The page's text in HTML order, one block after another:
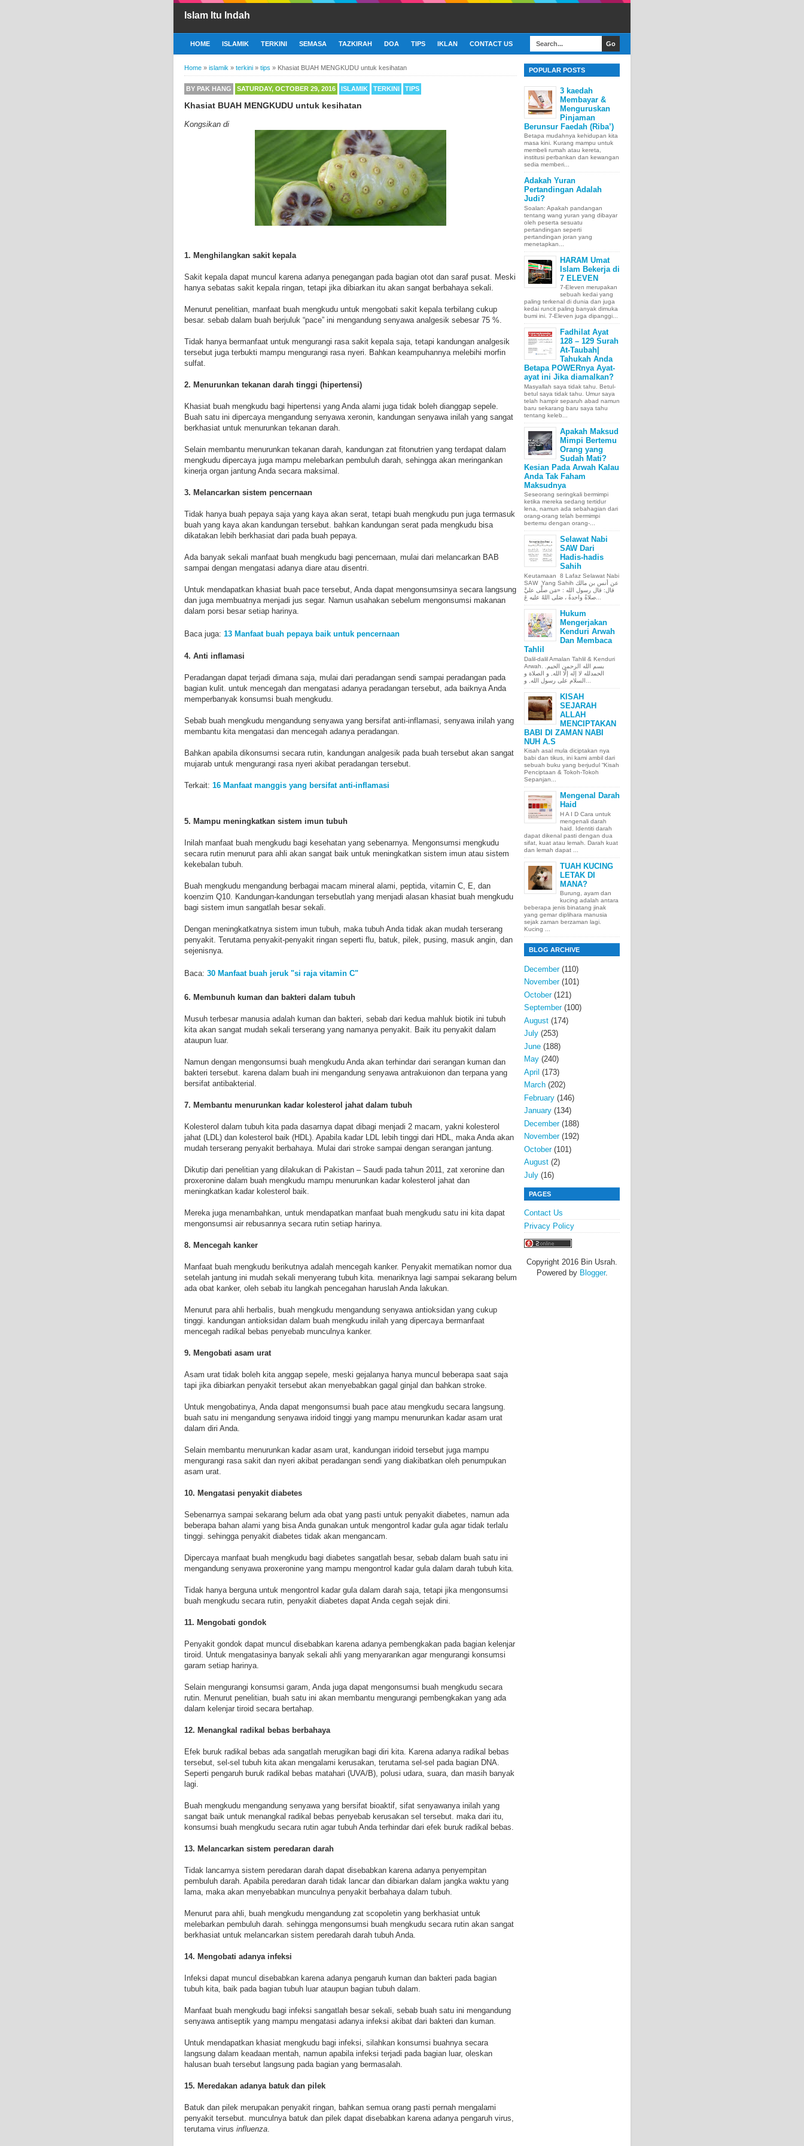
Islam Itu Indah
HOME ISLAMIK TERKINI SEMASA TAZKIRAH DOA TIPS IKLAN CONTACT US
Home » islamik » terkini » tips » Khasiat BUAH MENGKUDU untuk kesihatan
BY PAK HANG SATURDAY, OCTOBER 29, 2016 ISLAMIK TERKINI TIPS
Khasiat BUAH MENGKUDU untuk kesihatan
Kongsikan di
1. Menghilangkan sakit kepala
Sakit kepala dapat muncul karena adanya penegangan pada bagian otot dan saraf pusat. Meski
hanya sebatas sakit kepala ringan, tetapi jika dibiarkan itu akan sangat berbahaya sekali.
Menurut penelitian, manfaat buah mengkudu untuk mengobati sakit kepala terbilang cukup
besar. sebab dalam buah berjuluk “pace” ini mengandung senyawa analgesik sebesar 75 %.
Tidak hanya bermanfaat untuk mengurangi rasa sakit kepala saja, tetapi kandungan analgesik
tersebut juga terbukti mampu mengurangi rasa nyeri. Bahkan keampuhannya melebihi morfin
sulfat.
2. Menurunkan tekanan darah tinggi (hipertensi)
Khasiat buah mengkudu bagi hipertensi yang Anda alami juga tidak boleh dianggap sepele.
Buah satu ini dipercaya mengandung senyawa xeronin, kandungan senyawa inilah yang sangat
berkhasiat untuk menurunkan tekanan darah.
Selain membantu menurunkan tekanan darah, kandungan zat fitonutrien yang terdapat dalam
mengkudu dipercaya juga mampu melebarkan pembuluh darah, sehingga akan meringankan
kinerja organ jantung Anda secara maksimal.
3. Melancarkan sistem pencernaan
Tidak hanya buah pepaya saja yang kaya akan serat, tetapi buah mengkudu pun juga termasuk
buah yang kaya akan kandungan tersebut. bahkan kandungan serat pada mengkudu bisa
dikatakan lebih berkhasiat dari pada buah pepaya.
Ada banyak sekali manfaat buah mengkudu bagi pencernaan, mulai dari melancarkan BAB
sampai dengan mengatasi adanya diare atau disentri.
Untuk mendapatkan khasiat buah pace tersebut, Anda dapat mengonsumsinya secara langsung
dan juga membuatnya menjadi jus segar. Namun usahakan sebelum mengonsumsi makanan
dalam porsi besar setiap harinya.
Baca juga: 13 Manfaat buah pepaya baik untuk pencernaan
4. Anti inflamasi
Peradangan dapat terjadi dimana saja, mulai dari peradangan sendi sampai peradangan pada
bagian kulit. untuk mencegah dan mengatasi adanya peradangan tersebut, ada baiknya Anda
memperbanyak konsumsi buah mengkudu.
Sebab buah mengkudu mengandung senyawa yang bersifat anti-inflamasi, senyawa inilah yang
membantu kita mengatasi dan mencegah adanya peradangan.
Bahkan apabila dikonsumsi secara rutin, kandungan analgesik pada buah tersebut akan sangat
mujarab untuk mengurangi rasa nyeri akibat peradangan tersebut.
Terkait: 16 Manfaat manggis yang bersifat anti-inflamasi
5. Mampu meningkatkan sistem imun tubuh
Inilah manfaat buah mengkudu bagi kesehatan yang sebenarnya. Mengonsumsi mengkudu
secara rutin menurut para ahli akan sangat baik untuk meningkatkan sistem imun atau sistem
kekebalan tubuh.
Buah mengkudu mengandung berbagai macam mineral alami, peptida, vitamin C, E, dan
koenzim Q10. Kandungan-kandungan tersebutlah yang menjadi alasan khasiat buah mengkudu
bagi sistem imun sangatlah besar sekali.
Dengan meningkatkatnya sistem imun tubuh, maka tubuh Anda tidak akan mudah terserang
penyakit. Terutama penyakit-penyakit ringan seperti flu, batuk, pilek, pusing, masuk angin, dan
sejenisnya.
Baca: 30 Manfaat buah jeruk "si raja vitamin C"
6. Membunuh kuman dan bakteri dalam tubuh
Musuh terbesar manusia adalah kuman dan bakteri, sebab dari kedua mahluk biotik ini tubuh
kita akan sangat mudah sekali terserang yang namanya penyakit. Baik itu penyakit dalam
ataupun luar.
Namun dengan mengonsumsi buah mengkudu Anda akan terhindar dari serangan kuman dan
bakteri tersebut. karena dalam buah ini mengandung senyawa antrakuionon dan terpana yang
bersifat antibakterial.
7. Membantu menurunkan kadar kolesterol jahat dalam tubuh
Kolesterol dalam tubuh kita pada dasarnya dapat dibagi menjadi 2 macam, yakni kolesterol
jahat (LDL) dan kolesterol baik (HDL). Apabila kadar LDL lebih tinggi dari HDL, maka Anda akan
mudah terserang penyakit berbahaya. Mulai dari stroke sampai dengan serangan jantung.
Dikutip dari penelitian yang dilakukan di Pakistan – Saudi pada tahun 2011, zat xeronine dan
proxeronine dalam buah mengkudu mampu menurunkan kadar kolesterol jahat dan
meningkatkan kadar kolesterol baik.
Mereka juga menambahkan, untuk mendapatkan manfaat buah mengkudu satu ini kita dapat
mengonsumsi air rebusannya secara rutin setiap harinya.
8. Mencegah kanker
Manfaat buah mengkudu berikutnya adalah mencegah kanker. Penyakit mematikan nomor dua
setelah jantung ini mudah sekali menyerang tubuh kita. menariknya lagi sampai sekarang belum
ada obat kanker, oleh sebab itu langkah pencegahan haruslah Anda lakukan.
Menurut para ahli herbalis, buah mengkudu mengandung senyawa antioksidan yang cukup
tinggi. kandungan antioksidan dalam buah mengkudu inilah yang dipercaya bermanfaat
mencegah radikal bebas penyebab munculnya kanker.
9. Mengobati asam urat
Asam urat tidak boleh kita anggap sepele, meski gejalanya hanya muncul beberapa saat saja
tapi jika dibiarkan penyakit tersebut akan menyebabkan gagal ginjal dan bahkan stroke.
Untuk mengobatinya, Anda dapat mengonsumsi buah pace atau mengkudu secara langsung.
buah satu ini mengandung senyawa iridoid tinggi yang mampu menurunkan kadar asam urat
dalam diri Anda.
Selain membantu menurunkan kadar asam urat, kandungan iridoid tersebut juga mampu
mengurangi rasa sakit dan nyeri akibat peradangan sendi yang diakibatkan oleh penumpukan
asam urat.
10. Mengatasi penyakit diabetes
Sebenarnya sampai sekarang belum ada obat yang pasti untuk penyakit diabetes, namun ada
beberapa bahan alami yang bisa Anda gunakan untuk mengontrol kadar gula agar tidak terlalu
tinggi. sehingga penyakit diabetes tidak akan mengancam.
Dipercaya manfaat buah mengkudu bagi diabetes sangatlah besar, sebab dalam buah satu ini
mengandung senyawa proxeronine yang mampu mengontrol kadar gula dalam darah tubuh kita.
Tidak hanya berguna untuk mengontrol kadar gula dalam darah saja, tetapi jika mengonsumsi
buah mengkudu secara rutin, penyakit diabetes dapat Anda cegah sejak dini.
11. Mengobati gondok
Penyakit gondok dapat muncul disebabkan karena adanya pembengkakan pada bagian kelenjar
tiroid. Untuk mengatasinya banyak sekali ahli yang menyarankan agar mengurangi konsumsi
garam setiap harinya.
Selain mengurangi konsumsi garam, Anda juga dapat mengonsumsi buah mengkudu secara
rutin. Menurut penelitian, buah satu ini akan membantu mengurangi pembengkakan yang ada
dalam kelenjar tiroid secara bertahap.
12. Menangkal radikal bebas berbahaya
Efek buruk radikal bebas ada sangatlah merugikan bagi diri kita. Karena adanya radikal bebas
tersebut, sel-sel tubuh kita akan mengalami kerusakan, terutama sel-sel pada bagian DNA.
Seperti pengaruh buruk radikal bebas matahari (UVA/B), polusi udara, suara, dan masih banyak
lagi.
Buah mengkudu mengandung senyawa yang bersifat bioaktif, sifat senyawanya inilah yang
sangat baik untuk menangkal radikal bebas penyebab kerusakan sel tersebut. maka dari itu,
konsumsi buah mengkudu secara rutin agar tubuh Anda terhindar dari efek buruk radikal bebas.
13. Melancarkan sistem peredaran darah
Tidak lancarnya sistem peredaran darah dapat disebabkan karena adanya penyempitan
pembuluh darah. Apabila peredaran darah tidak lancar dan dibiarkan dalam jangka waktu yang
lama, maka akan menyebabkan munculnya penyakit berbahaya dalam tubuh.
Menurut para ahli, buah mengkudu mengandung zat scopoletin yang berkhasiat untuk
melebarkan pembuluh darah. sehingga mengonsumsi buah mengkudu secara rutin akan sangat
berkhasiat untuk melancarkan sistem peredarah darah tubuh Anda.
14. Mengobati adanya infeksi
Infeksi dapat muncul disebabkan karena adanya pengaruh kuman dan bakteri pada bagian
tubuh kita, baik pada bagian tubuh luar ataupun bagian tubuh dalam.
Manfaat buah mengkudu bagi infeksi sangatlah besar sekali, sebab buah satu ini mengandung
senyawa antiseptik yang mampu mengatasi adanya infeksi akibat dari bakteri dan kuman.
Untuk mendapatkan khasiat mengkudu bagi infeksi, silahkan konsumsi buahnya secara
langsung dalam keadaan mentah, namun apabila infeksi terjadi pada bagian luar, oleskan
halusan buah tersebut langsung pada bagian yang bermasalah.
15. Meredakan adanya batuk dan pilek
Batuk dan pilek merupakan penyakit ringan, bahkan semua orang pasti pernah mengalami
penyakit tersebut. munculnya batuk dan pilek dapat disebabkan karena adanya pengaruh virus,
terutama virus influenza
POPULAR POSTS
3 kaedah
Membayar &
Menguruskan
Pinjaman
Berunsur Faedah (Riba’)
Betapa mudahnya kehidupan kita
masa kini. Kurang mampu untuk
membeli rumah atau kereta,
institusi perbankan dan kewangan
sedia memberi...
Adakah Yuran
Pertandingan Adalah
Judi?
Soalan: Apakah pandangan
tentang wang yuran yang dibayar
oleh peserta sesuatu
pertandingan seperti
pertandingan joran yang
menetapkan...
HARAM Umat
Islam Bekerja di
7 ELEVEN
7-Eleven merupakan
sebuah kedai yang
paling terkenal di dunia dan juga
kedai runcit paling banyak dimuka
bumi ini. 7-Eleven juga dipanggi...
Fadhilat Ayat
128 – 129 Surah
At-Taubah|
Tahukah Anda
Betapa POWERnya Ayat-
ayat ini Jika diamalkan?
Masyallah saya tidak tahu. Betul-
betul saya tidak tahu. Umur saya
telah hampir separuh abad namun
baru sekarang baru saya tahu
tentang keleb...
Apakah Maksud
Mimpi Bertemu
Orang yang
Sudah Mati?
Kesian Pada Arwah Kalau
Anda Tak Faham
Maksudnya
Seseorang seringkali bermimpi
ketika mereka sedang tertidur
lena, namun ada sebahagian dari
orang-orang telah bermimpi
bertemu dengan orang-...
Selawat Nabi
SAW Dari
Hadis-hadis
Sahih
Keutamaan 8 Lafaz Selawat Nabi
SAW Yang Sahih عن أنس بن مالك
قال: قال رسول الله : «مَن صلَّى عليَّ
Hukum
Mengerjakan
Kenduri Arwah
Dan Membaca
Tahlil
Dalil-dalil Amalan Tahlil & Kenduri
Arwah. بسم الله الرحمن الحيم.
الحمدلله لا إله إلّا الله, و الصلاة و
KISAH
SEJARAH
ALLAH
MENCIPTAKAN
BABI DI ZAMAN NABI
NUH A.S
Kisah asal mula diciptakan nya
babi dan tikus, ini kami ambil dari
sebuah buku yang berjudul “Kisah
Penciptaan & Tokoh-Tokoh
Sepanjan...
Mengenal Darah
Haid
H A I D Cara untuk
mengenali darah
haid. Identiti darah
dapat dikenal pasti dengan dua
sifat, kuat atau lemah. Darah kuat
dan lemah dapat ...
TUAH KUCING
LETAK DI
MANA?
Burung, ayam dan
kucing adalah antara
beberapa jenis binatang jinak
yang gemar diplihara manusia
sejak zaman berzaman lagi.
Kucing ...
BLOG ARCHIVE
December(110)
November(101)
October(121)
September(100)
August (174)
July (253)
June (188)
May (240)
April (173)
March (202)
February (146)
January (134)
December(188)
November(192)
October(101)
August (2)
July (16)
PAGES
Contact Us
Privacy Policy
Copyright 2016 Bin Usrah.
Powered by Blogger.